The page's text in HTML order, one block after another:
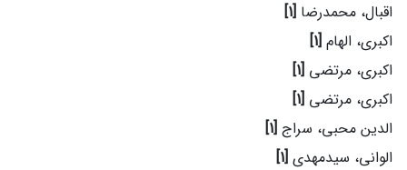
اقبال، محمدرضا [1]
اکبری، الهام [1]
اکبری، مرتضی [1]
اکبری، مرتضی [1]
الدین محبی، سراج [1]
الوانی، سیدمهدی [1]